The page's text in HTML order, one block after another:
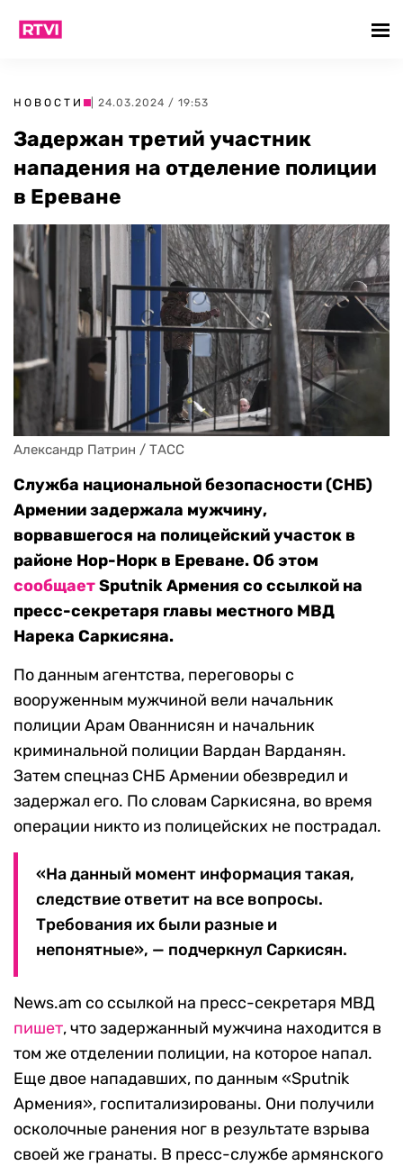
НОВОСТИ | 24.03.2024 / 19:53
Задержан третий участник
нападения на отделение полиции
в Ереване
Александр Патрин / ТАСС
Служба национальной безопасности (СНБ)
Армении задержала мужчину,
ворвавшегося на полицейский участок в
районе Нор-Норк в Ереване. Об этом
сообщаетSputnik Армения со ссылкой на
пресс-секретаря главы местного МВД
Нарека Саркисяна.
По данным агентства, переговоры с
вооруженным мужчиной вели начальник
полиции Арам Ованнисян и начальник
криминальной полиции Вардан Варданян.
Затем спецназ СНБ Армении обезвредил и
задержал его. По словам Саркисяна, во время
операции никто из полицейских не пострадал.
«На данный момент информация такая,
следствие ответит на все вопросы.
Требования их были разные и
непонятные», — подчеркнул Саркисян.
News.am со ссылкой на пресс-секретаря МВД
пишет, что задержанный мужчина находится в
том же отделении полиции, на которое напал.
Еще двое нападавших, по данным «Sputnik
Армения», госпитализированы. Они получили
осколочные ранения ног в результате взрыва
своей же гранаты. В пресс-службе армянского